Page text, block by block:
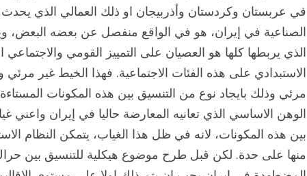
في عربستان وكردستان وأذربيجان او ذلك العمالي الذي
الصناعية في إيران، هو في الواقع منفصل عن بعضه البعض،
الذي يربطها كلها هو العصيان على التمييز القومي والاجتماعي
الاستبدادي على هذه الفئات الاجتماعية. فهذا الخيط غير
مرئي وذلك بايجاد نوع من التنسيق بين هذه المكونات
الوهن الاساسي الذي تعانيه المعارضة حاليا في إيران واعني
بين هذه المكونات، لانه في ظل هذا الغياب، يتمكن النظام
منها على حدة. لكن قبل طرح موضوع هيكلية للتنسيق بين